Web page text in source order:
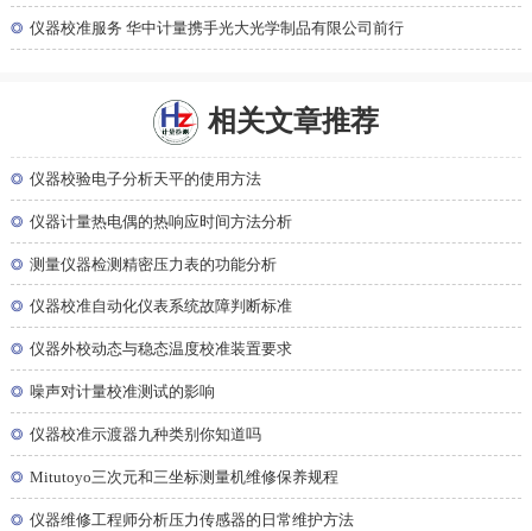
◎ 仪器校准服务 华中计量携手光大光学制品有限公司前行
相关文章推荐
◎ 仪器校验电子分析天平的使用方法
◎ 仪器计量热电偶的热响应时间方法分析
◎ 测量仪器检测精密压力表的功能分析
◎ 仪器校准自动化仪表系统故障判断标准
◎ 仪器外校动态与稳态温度校准装置要求
◎ 噪声对计量校准测试的影响
◎ 仪器校准示渡器九种类别你知道吗
◎ Mitutoyo三次元和三坐标测量机维修保养规程
◎ 仪器维修工程师分析压力传感器的日常维护方法